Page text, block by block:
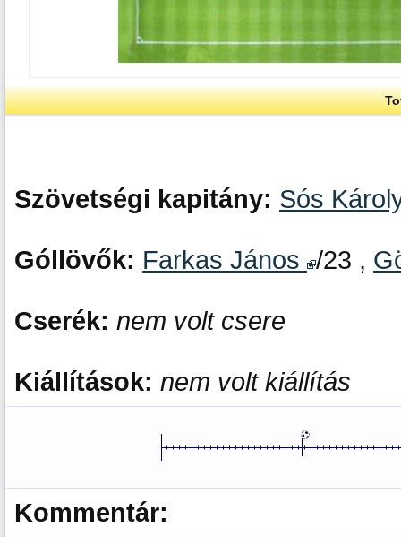
Szövetségi kapitány: Sós
Góllövők: Farkas János /23 ,
Cserék: nem volt csere
Kiállítások: nem volt kiállítás
Kommentár: